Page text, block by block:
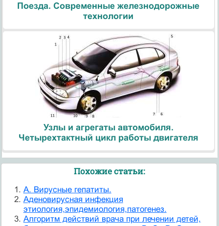
Поезда. Современные железнодорожные
технологии
Узлы и агрегаты автомобиля.
Четырехтактный цикл работы двигателя
Похожие статьи:
А. Вирусные гепатиты.
Аденовирусная инфекция
этиология,эпидемиология,патогенез.
Алгоритм действий врача при лечении детей,